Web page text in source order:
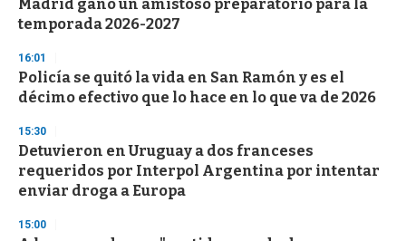
Madrid ganó un amistoso preparatorio para la
temporada 2026-2027
16:01
Policía se quitó la vida en San Ramón y es el
décimo efectivo que lo hace en lo que va de 2026
15:30
Detuvieron en Uruguay a dos franceses
requeridos por Interpol Argentina por intentar
enviar droga a Europa
15:00